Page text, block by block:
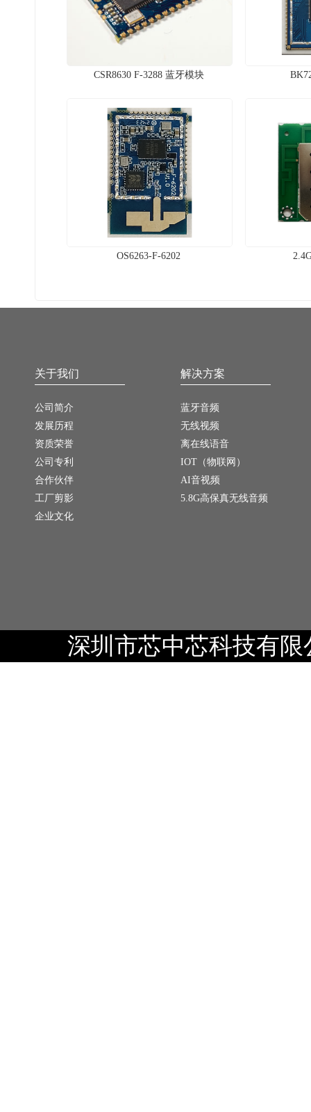
CSR8630 F-3288 蓝牙模块
OS6263-F-6202
关于我们
公司简介
发展历程
资质荣誉
公司专利
合作伙伴
工厂剪影
企业文化
解决方案
蓝牙音频
无线视频
离在线语音
IOT（物联网）
AI音视频
5.8G高保真无线音频
深圳市芯中芯科技有